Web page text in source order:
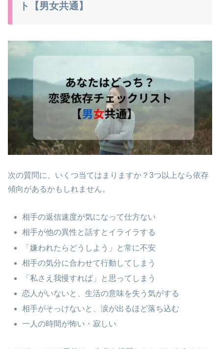
ト【男女共通】
次の質問に、いくつ当てはまりますか？3つ以上なら依存
傾向があるかもしれません。
相手の返信速度が気になって仕方ない
相手が他の異性と話すとイライラする
「嫌われたらどうしよう」と常に不安
相手の気分に合わせて行動してしまう
「私さえ我慢すれば」と思ってしまう
恋人がいないと、生活の意味を失う気がする
相手がそっけないと、涙が出るほど落ち込む
一人の時間が怖い・寂しい